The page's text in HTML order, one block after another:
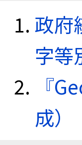
政府
字等
『
成）